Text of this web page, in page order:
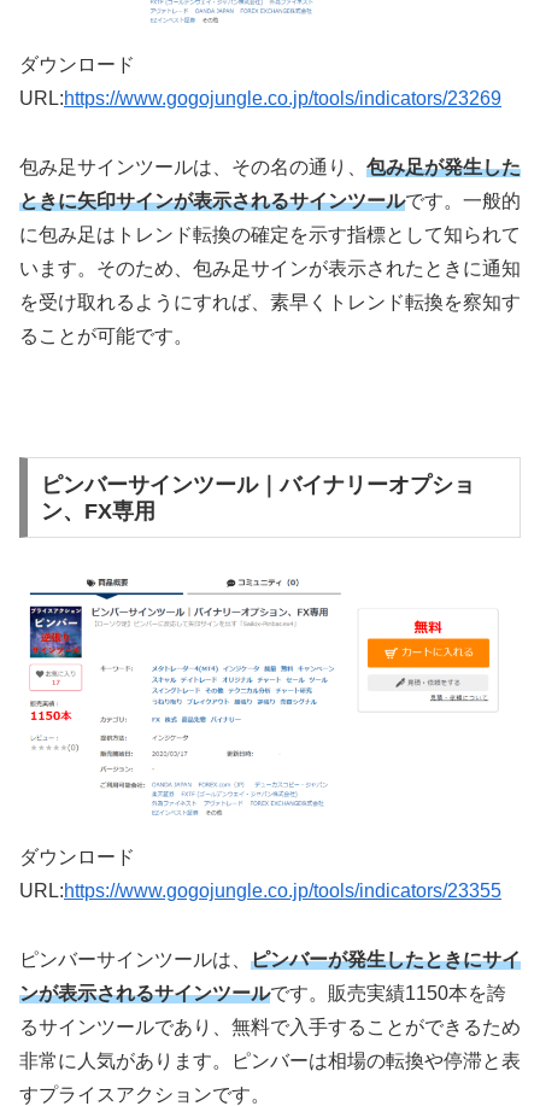
ダウンロード
URL:https://www.gogojungle.co.jp/tools/indicators/23269
包み足サインツールは、その名の通り、 包み足が発生した
ときに矢印サインが表示されるサインツールです。一般的
に包み足はトレンド転換の確定を示す指標として知られて
います。そのため、包み足サインが表示されたときに通知
を受け取れるようにすれば、素早くトレンド転換を察知す
ることが可能です。
ピンバーサインツール｜バイナリーオプショ
ン、FX専用
ダウンロード
URL:https://www.gogojungle.co.jp/tools/indicators/23355
ピンバーサインツールは、 ピンバーが発生したときにサイ
ンが表示されるサインツールです。販売実績1150本を誇
るサインツールであり、無料で入手することができるため
非常に人気があります。ピンバーは相場の転換や停滞と表
すプライスアクションです。